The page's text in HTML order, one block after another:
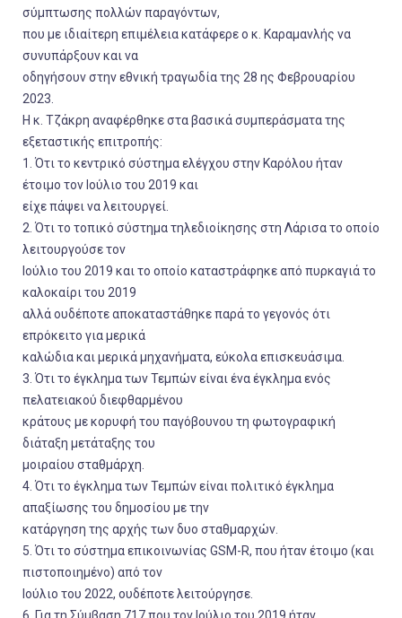
σύμπτωσης πολλών παραγόντων,
που με ιδιαίτερη επιμέλεια κατάφερε ο κ. Καραμανλής να
συνυπάρξουν και να
οδηγήσουν στην εθνική τραγωδία της 28 ης Φεβρουαρίου
2023.
Η κ. Τζάκρη αναφέρθηκε στα βασικά συμπεράσματα της
εξεταστικής επιτροπής:
1. Ότι το κεντρικό σύστημα ελέγχου στην Καρόλου ήταν
έτοιμο τον Ιούλιο του 2019 και
είχε πάψει να λειτουργεί.
2. Ότι το τοπικό σύστημα τηλεδιοίκησης στη Λάρισα το οποίο
λειτουργούσε τον
Ιούλιο του 2019 και το οποίο καταστράφηκε από πυρκαγιά το
καλοκαίρι του 2019
αλλά ουδέποτε αποκαταστάθηκε παρά το γεγονός ότι
επρόκειτο για μερικά
καλώδια και μερικά μηχανήματα, εύκολα επισκευάσιμα.
3. Ότι το έγκλημα των Τεμπών είναι ένα έγκλημα ενός
πελατειακού διεφθαρμένου
κράτους με κορυφή του παγόβουνου τη φωτογραφική
διάταξη μετάταξης του
μοιραίου σταθμάρχη.
4. Ότι το έγκλημα των Τεμπών είναι πολιτικό έγκλημα
απαξίωσης του δημοσίου με την
κατάργηση της αρχής των δυο σταθμαρχών.
5. Ότι το σύστημα επικοινωνίας GSM-R, που ήταν έτοιμο (και
πιστοποιημένο) από τον
Ιούλιο του 2022, ουδέποτε λειτούργησε.